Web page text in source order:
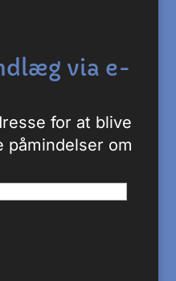
via e-
for at blive
påmindelser om